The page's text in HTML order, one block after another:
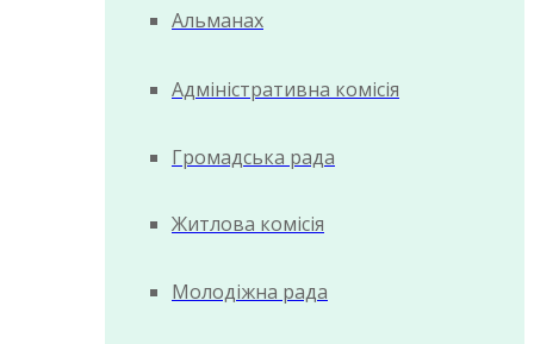
Альманах
Адміністративна комісія
Громадська рада
Житлова комісія
Молодіжна рада